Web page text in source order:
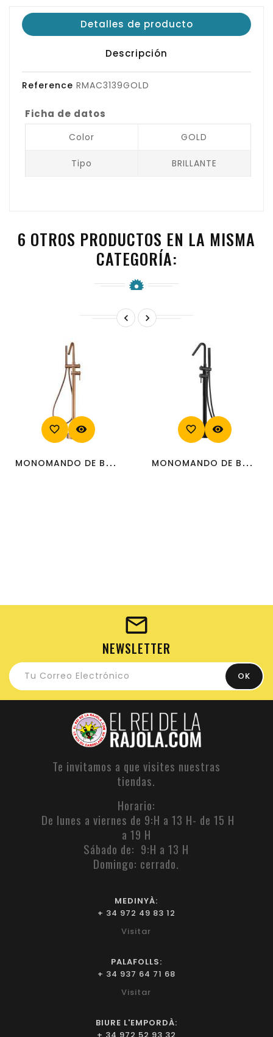
Detalles de producto
Descripción
Reference RMAC3139GOLD
Ficha de datos
Color GOLD
Tipo BRILLANTE
6 OTROS PRODUCTOS EN LA MISMA
CATEGORÍA:
 
favorite_border visibility
MONOMANDO DE BAÑERA...
favorite_border visibility
MONOMANDO DE BAÑERA...
NEWSLETTER
Te invitamos a que visites nuestras
tiendas.
Horario:
De lunes a viernes de 9:H a 13 H- de 15 H
a 19 H
Sábado de: 9:H a 13 H
Domingo: cerrado.
MEDINYÀ:
+ 34 972 49 83 12
Visitar
PALAFOLLS:
+ 34 937 64 71 68
Visitar
BIURE L'EMPORDÀ: